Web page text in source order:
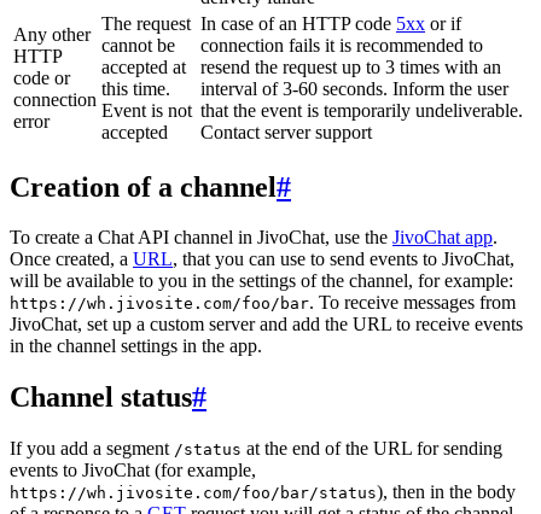
Any other
HTTP
code or
connection
error
The request
cannot be
accepted at
this time.
Event is not
accepted
In case of an HTTP code 5xx or if
connection fails it is recommended to
resend the request up to 3 times with an
interval of 3-60 seconds. Inform the user
that the event is temporarily undeliverable.
Contact server support
Creation of a channel#
To create a Chat API channel in JivoChat, use the JivoChat app.
Once created, a URL, that you can use to send events to JivoChat,
will be available to you in the settings of the channel, for example:
https://wh.jivosite.com/foo/bar. To receive messages from
JivoChat, set up a custom server and add the URL to receive events
in the channel settings in the app.
Channel status#
If you add a segment /status at the end of the URL for sending
events to JivoChat (for example,
https://wh.jivosite.com/foo/bar/status), then in the body